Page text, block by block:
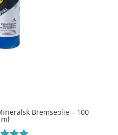
Bremseolie – 100
ml